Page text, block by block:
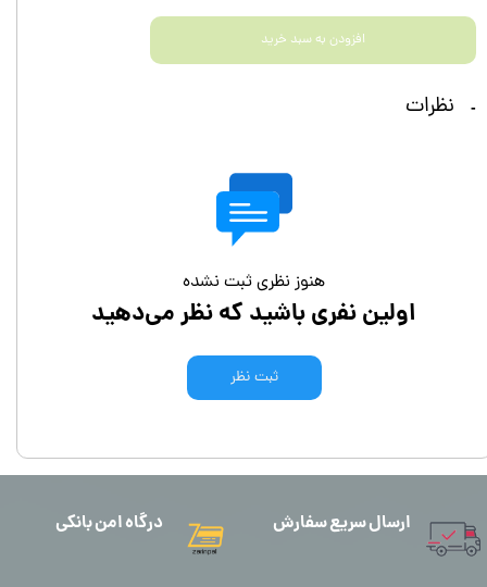
افزودن به سبد خرید
نظرات
هنوز نظری ثبت نشده
اولین نفری باشید که نظر می‌دهید
ثبت نظر
ارسال سریع سفارش درگاه امن بانکی